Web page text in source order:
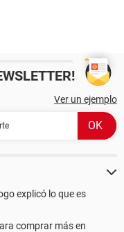
Ver un ejemplo
explicó lo que es
comprar más en